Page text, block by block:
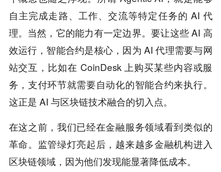
自主完成走路、工作、交流等特定任务的 AI 代
理。当然，它的能力有一定边界。要让这些 AI 高
效运行，智能合约是核心，因为 AI 代理需要与网
站交互，比如在 CoinDesk 上购买某些内容或服
务，支付环节就需要自动化的智能合约来执行。
这正是 AI 与区块链技术融合的切入点。
在这之前，我们已经在金融服务领域看到类似的
革命。监管绿灯亮起后，越来越多金融机构进入
区块链领域，因为他们发现能显著降低成本。